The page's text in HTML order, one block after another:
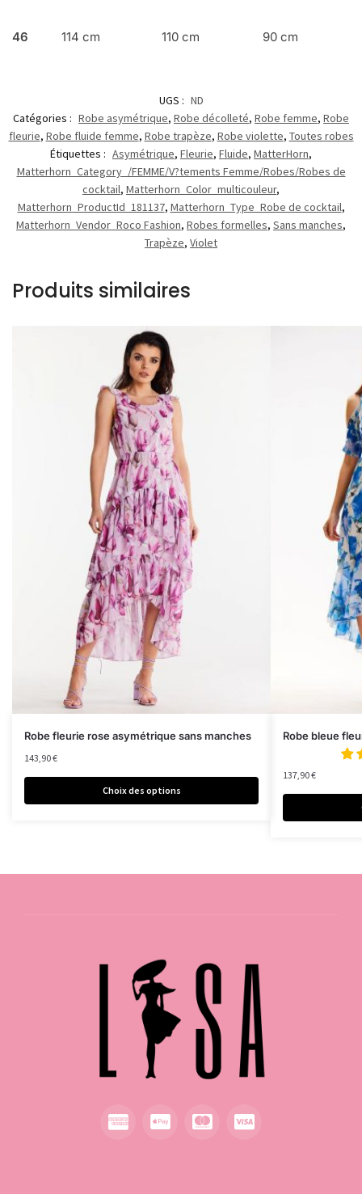
46 114 cm 110 cm 90 cm
UGS : ND
Catégories : Robe asymétrique, Robe décolleté, Robe femme, Robe
fleurie, Robe fluide femme, Robe trapèze, Robe violette, Toutes robes
Étiquettes : Asymétrique, Fleurie, Fluide, MatterHorn,
Matterhorn_Category_/FEMME/V?tements Femme/Robes/Robes de
cocktail, Matterhorn_Color_multicouleur,
Matterhorn_ProductId_181137, Matterhorn_Type_Robe de cocktail,
Matterhorn_Vendor_Roco Fashion, Robes formelles, Sans manches,
Trapèze, Violet
Produits similaires
Robe fleurie rose asymétrique sans manches
143,90€
Choix des options
Robe bleue
137,90€